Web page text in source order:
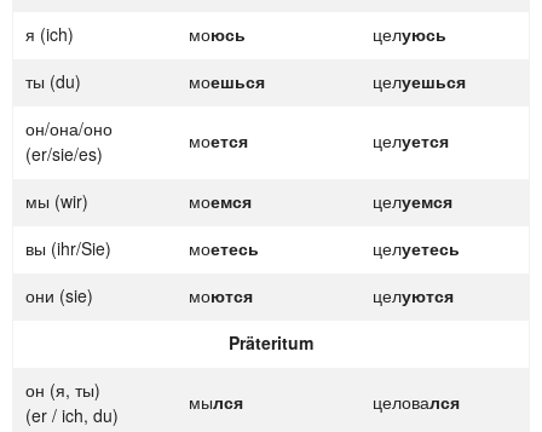
я (ich)
моюсь целуюсь
ты (du)
моешься целуешься
он/она/оно
(er/sie/es)
моется целуется
мы (wir) моемся целуемся
вы (ihr/Sie)
моетесь целуетесь
они (sie)
моются целуются
Präteritum
он (я, ты)
(er / ich, du)
мылся целовался